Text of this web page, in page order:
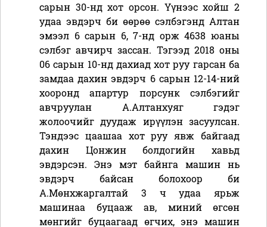
сарын 30-нд хот орсон. Үүнээс хойш 2
удаа эвдэрч би өөрөө сэлбэгэнд Алтан
эмээл 6 сарын 6, 7-нд орж 4638 юаны
сэлбэг авчирч зассан. Тэгээд 2018 оны
06 сарын 10-нд дахиад хот руу гарсан ба
замдаа дахин эвдэрч 6 сарын 12-14-ний
хооронд апартур порсунк сэлбэгийг
авчруулан А.Алтанхуяг гэдэг
жолоочийг дуудаж ирүүлэн засуулсан.
Тэндээс цаашаа хот руу явж байгаад
дахин Цонжин болдогийн хавьд
эвдэрсэн. Энэ мэт байнга машин нь
эвдэрч байсан болохоор би
А.Мөнхжаргалтай 3 ч удаа ярьж
машинаа буцааж ав, миний өгсөн
мөнгийг буцаагаад өгчих, энэ машин